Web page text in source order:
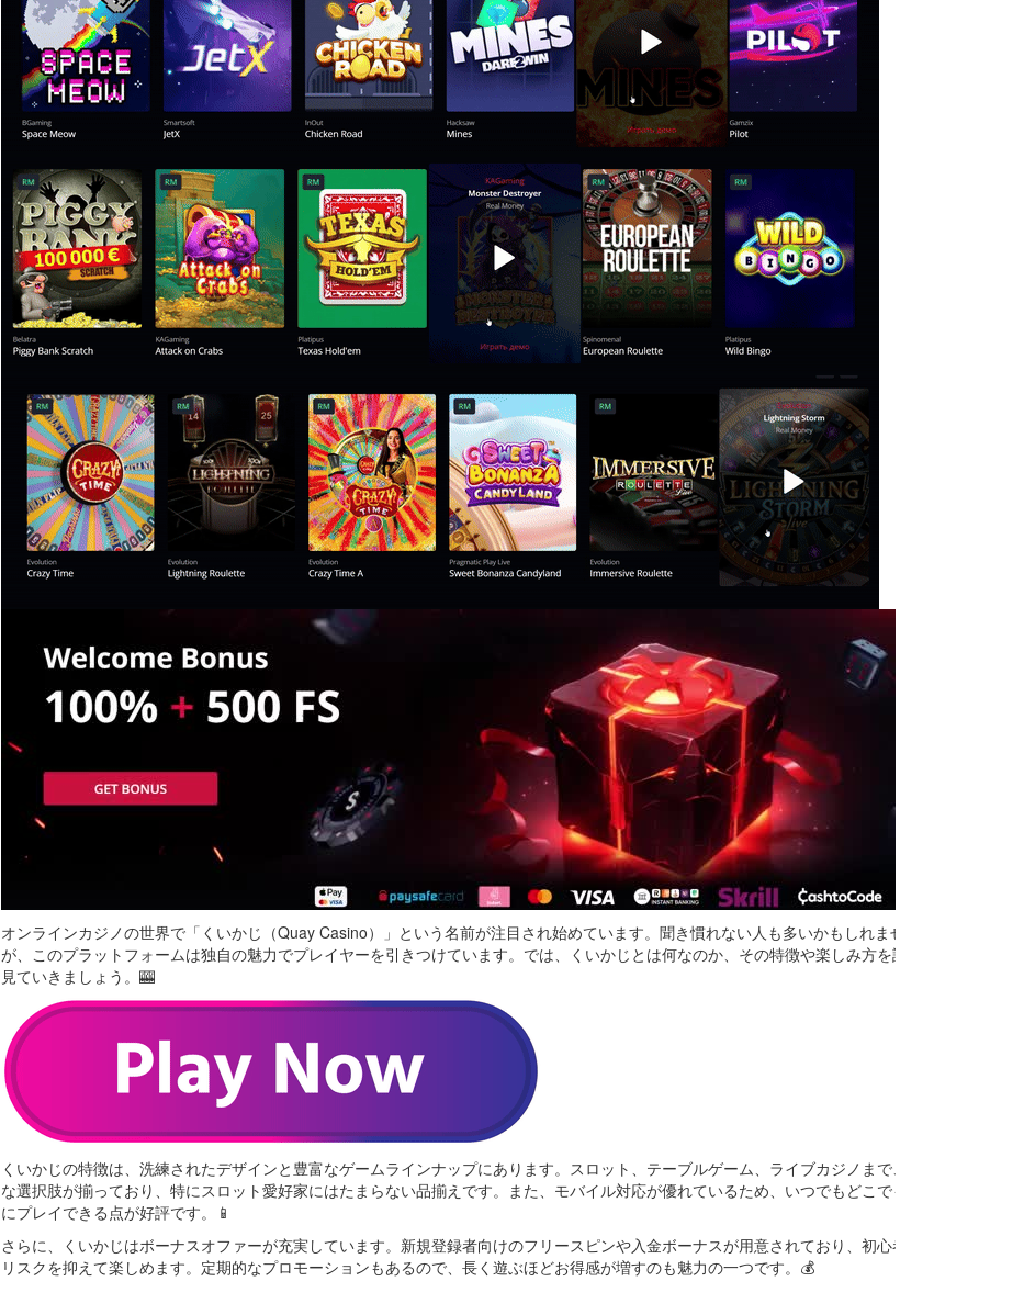
オンラインカジノの世界で「くいかじ（Quay Casino）」という名前が注目され始めています。聞き慣れない人も多いかもしれません
が、このプラットフォームは独自の魅力でプレイヤーを引きつけています。では、くいかじとは何なのか、その特徴や楽しみ方を詳しく
見ていきましょう。🎰
くいかじの特徴は、洗練されたデザインと豊富なゲームラインナップにあります。スロット、テーブルゲーム、ライブカジノまで、多様
な選択肢が揃っており、特にスロット愛好家にはたまらない品揃えです。また、モバイル対応が優れているため、いつでもどこでも気軽
にプレイできる点が好評です。📱
さらに、くいかじはボーナスオファーが充実しています。新規登録者向けのフリースピンや入金ボーナスが用意されており、初心者でも
リスクを抑えて楽しめます。定期的なプロモーションもあるので、長く遊ぶほどお得感が増すのも魅力の一つです。💰